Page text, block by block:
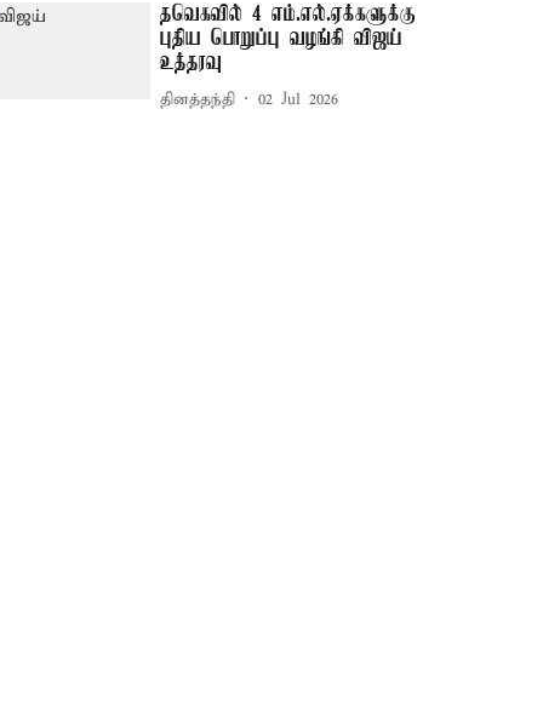
தவெகவில் 4 எம்.எல்.ஏக்களுக்கு
புதிய பொறுப்பு வழங்கி விஜய்
உத்தரவு
தினத்தந்தி 02 Jul 2026